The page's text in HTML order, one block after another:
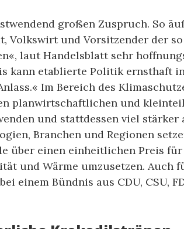
großen Zuspruch. So
Volkswirt und Vorsitzender der
laut Handelsblatt sehr
kann etablierte Politik ernsthaft
Im Bereich des
planwirtschaftlichen und
und stattdessen viel
Branchen und Regionen
über einen einheitlichen Preis
und Wärme umzusetzen. Auch
einem Bündnis aus CDU, CSU,